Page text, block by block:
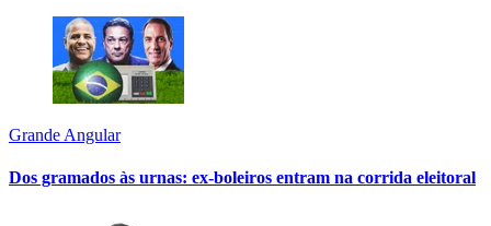
Grande Angular
Dos gramados às urnas: ex-boleiros entram na corrida eleitoral